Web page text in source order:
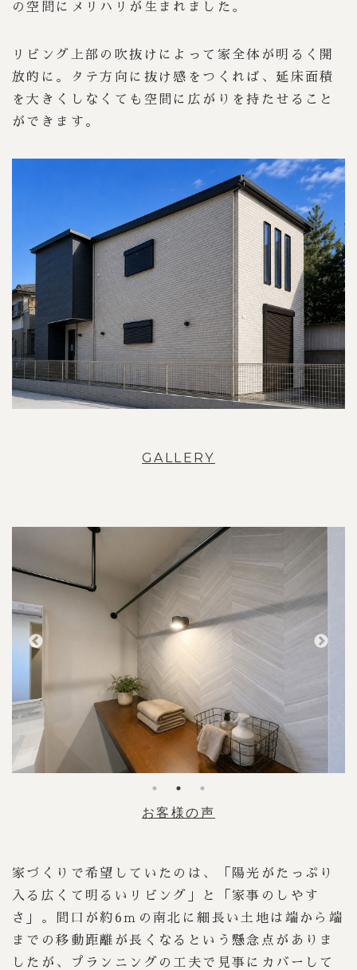
の空間にメリハリが生まれました。
リビング上部の吹抜けによって家全体が明るく開
放的に。タテ方向に抜け感をつくれば、延床面積
を大きくしなくても空間に広がりを持たせること
ができます。
GALLERY
お客様の声
家づくりで希望していたのは、「陽光がたっぷり
入る広くて明るいリビング」と「家事のしやす
さ」。間口が約6ｍの南北に細長い土地は端から端
までの移動距離が長くなるという懸念点がありま
したが、プランニングの工夫で見事にカバーして